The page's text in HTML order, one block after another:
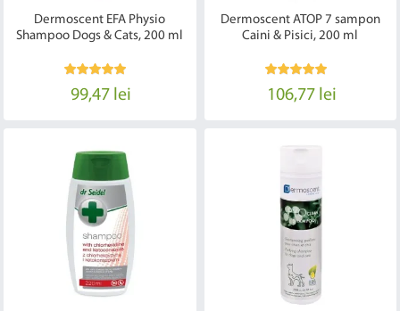
Dermoscent EFA Physio
Shampoo Dogs & Cats, 200 ml
99,47 lei
Dermoscent ATOP 7 sampon
Caini & Pisici, 200 ml
106,77 lei